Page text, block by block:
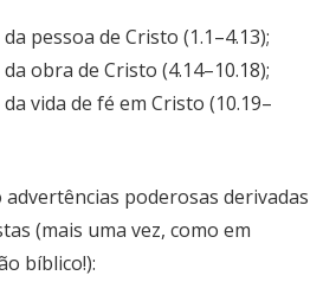
pessoa de Cristo (1.1–4.13);
obra de Cristo (4.14–10.18);
vida de fé em Cristo (10.19–
poderosas derivadas
(mais uma vez, como em
bíblico!):